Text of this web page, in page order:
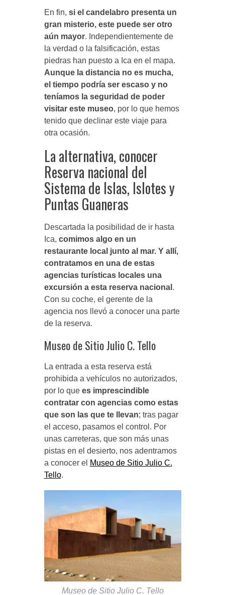
En fin, si el candelabro presenta un
gran misterio, este puede ser otro
aún mayor. Independientemente de
la verdad o la falsificación, estas
piedras han puesto a Ica en el mapa.
Aunque la distancia no es mucha,
el tiempo podría ser escaso y no
teníamos la seguridad de poder
visitar este museo, por lo que hemos
tenido que declinar este viaje para
otra ocasión.
La alternativa, conocer
Reserva nacional del
Sistema de Islas, Islotes y
Puntas Guaneras
Descartada la posibilidad de ir hasta
Ica, comimos algo en un
restaurante local junto al mar. Y allí,
contratamos en una de estas
agencias turísticas locales una
excursión a esta reserva nacional .
Con su coche, el gerente de la
agencia nos llevó a conocer una parte
de la reserva.
Museo de Sitio Julio C. Tello
La entrada a esta reserva está
prohibida a vehículos no autorizados,
por lo que es imprescindible
contratar con agencias como estas
que son las que te llevan; tras pagar
el acceso, pasamos el control. Por
unas carreteras, que son más unas
pistas en el desierto, nos adentramos
a conocer el Museo de Sitio Julio C.
Tello.
Museo de Sitio Julio C. Tello